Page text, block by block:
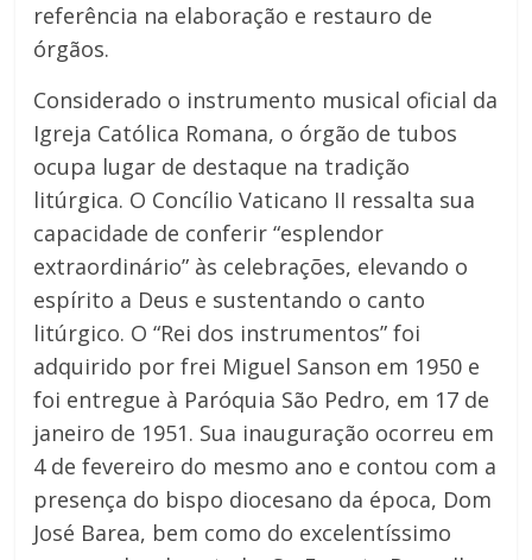
referência na elaboração e restauro de
órgãos.
Considerado o instrumento musical oficial da
Igreja Católica Romana, o órgão de tubos
ocupa lugar de destaque na tradição
litúrgica. O Concílio Vaticano II ressalta sua
capacidade de conferir “esplendor
extraordinário” às celebrações, elevando o
espírito a Deus e sustentando o canto
litúrgico. O “Rei dos instrumentos” foi
adquirido por frei Miguel Sanson em 1950 e
foi entregue à Paróquia São Pedro, em 17 de
janeiro de 1951. Sua inauguração ocorreu em
4 de fevereiro do mesmo ano e contou com a
presença do bispo diocesano da época, Dom
José Barea, bem como do excelentíssimo